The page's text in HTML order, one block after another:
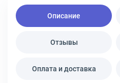
Описание
Отзывы
Оплата и доставка